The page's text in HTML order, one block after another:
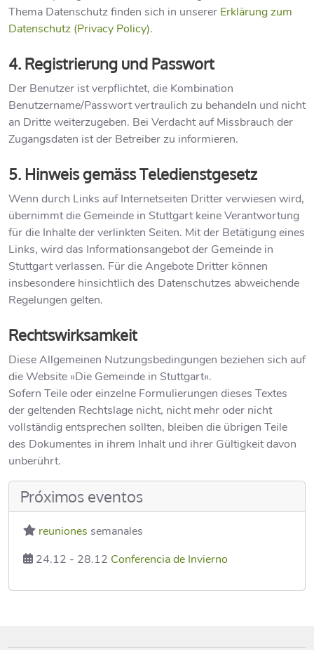
Thema Datenschutz finden sich in unserer Erklärung zum
Datenschutz (Privacy Policy).
4. Registrierung und Passwort
Der Benutzer ist verpflichtet, die Kombination
Benutzername/Passwort vertraulich zu behandeln und nicht
an Dritte weiterzugeben. Bei Verdacht auf Missbrauch der
Zugangsdaten ist der Betreiber zu informieren.
5. Hinweis gemäss Teledienstgesetz
Wenn durch Links auf Internetseiten Dritter verwiesen wird,
übernimmt die Gemeinde in Stuttgart keine Verantwortung
für die Inhalte der verlinkten Seiten. Mit der Betätigung eines
Links, wird das Informationsangebot der Gemeinde in
Stuttgart verlassen. Für die Angebote Dritter können
insbesondere hinsichtlich des Datenschutzes abweichende
Regelungen gelten.
Rechtswirksamkeit
Diese Allgemeinen Nutzungsbedingungen beziehen sich auf
die Website »Die Gemeinde in Stuttgart«.
Sofern Teile oder einzelne Formulierungen dieses Textes
der geltenden Rechtslage nicht, nicht mehr oder nicht
vollständig entsprechen sollten, bleiben die übrigen Teile
des Dokumentes in ihrem Inhalt und ihrer Gültigkeit davon
unberührt.
Próximos eventos
reuniones semanales
24.12 - 28.12 Conferencia de Invierno